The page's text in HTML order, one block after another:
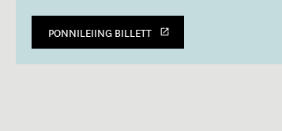
PONNILEIING BILLETT